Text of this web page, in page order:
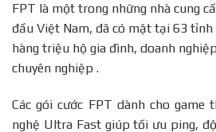
FPT là một trong những nhà cung
đầu Việt Nam, đã có mặt tại 63
hàng triệu hộ gia đình, doanh
chuyên nghiệp .
Các gói cước FPT dành cho game
nghệ Ultra Fast giúp tối ưu ping,